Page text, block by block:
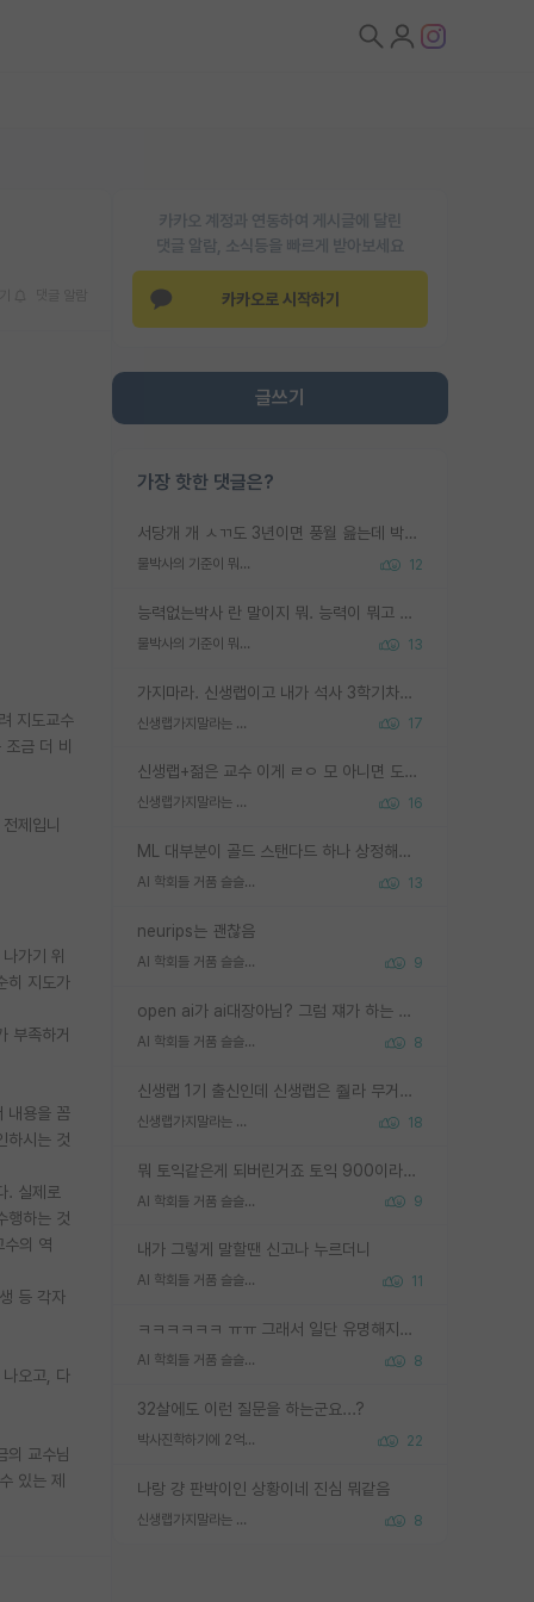
카카오 계정과 연동하여 게시글에 달린
댓글 알람, 소식등을 빠르게 받아보세요
카카오로 시작하기
글쓰기
가장 핫한 댓글은?
서당개 개 ㅅㄲ도 3년이면 풍월 읊는데 박사 5년 이상 대리고 있으면서 물된건 교수 탓 맞는ㄱ게 거기가 서당이 아니란 소리임
물박사의 기준이 뭐임? 12
능력없는박사 란 말이지 뭐. 능력이 뭐고 능력이 있다는게 뭔지는 사람마다 기준이 다르니까 얘기해봐야 서로 자기 기준만 얘기해서 논쟁이 끝이 안나고. 주위에서 능력있고 야심있는 신입생이 교수가 유의미한 피드백을 아예 안주면서 제대로된 과제에 참여해볼 기회도 제공하지 않고 잡일 뺑뺑이만 돌려서 맨날 단순작업만 하면서 밤새다가 눈빛이 점점 죽어가는걸 본 사람은 물박사는 교수탓이라고 하고, 교수는 이것저것 알려도 주고 기회도 주고 사수 동기 붙여주면서 어떻게든 끌고가려고 하는데 본인이 매일 뺀질거리면서 출근 하는둥마는둥 하다가 기껏 와서도 폰이나 쳐다보다가 실험 망치고 저녁약속있어서 먼저 가볼게요~ 하는걸 본 사람은 물박사는 본인탓이라고 함.
물박사의 기준이 뭐임? 13
가지마라. 신생랩이고 내가 석사 3학기차인데 최고참인데 나도 아무것도 모르는데 교수가 후배들 왜 논문 교육 안시키냐. 논문 왜 안 써오냐 닦달한다
신생랩가지말라는 이유가 있었구나 17
신생랩+젊은 교수 이게 ㄹㅇ 모 아니면 도인듯.
신생랩가지말라는 이유가 있었구나 16
ML 대부분이 골드 스탠다드 하나 상정해놓고 (벤치마크 데이터셋이 여러 개면 여러 개 상정) 그거 얼마나 잘 맞추나 싸움임 가끔 번뜩이는 설계 철학을 보여주는 논문들도 있지만 대부분 그거 성적 얼마나 더 올리느라에 혈안이 되어 있는 측면이 잇음
AI 학회들 거품 슬슬 지적이 나오네요 13
neurips는 괜찮음
AI 학회들 거품 슬슬 지적이 나오네요 9
open ai가 ai대장아님? 그럼 쟤가 하는 말이 다 맞겠네
AI 학회들 거품 슬슬 지적이 나오네요 8
신생랩 1기 출신인데 신생랩은 줠라 무거운 바벨 같은거임. 들면 대박인데 못들면 깔려 죽음. 아무도 알려주지 않는 환경에서 자생해야하지만, 일단 살아남았다면 그 어떤 사람보다 악착같고 생존력 높은 사람으로 거듭날 수 있음
신생랩가지말라는 이유가 있었구나 18
뭐 토익같은게 되버린거죠 토익 900이라고 영어잘하는건 아닙니다만 잘하는사람은 다 900을 넘는 그런
AI 학회들 거품 슬슬 지적이 나오네요 9
내가 그렇게 말할땐 신고나 누르더니
AI 학회들 거품 슬슬 지적이 나오네요 11
ㅋㅋㅋㅋㅋㅋ ㅠㅠ 그래서 일단 유명해지는게 중요한거같습니다
AI 학회들 거품 슬슬 지적이 나오네요 8
32살에도 이런 질문을 하는군요...?
박사진학하기에 2억은 괜찮은 (?) 정도의 경제력인가요 22
나랑 걍 판박이인 상황이네 진심 뭐같음
신생랩가지말라는 이유가 있었구나 8
지도교수
금 더 비
제입니
가기 위
히 지도가
부족하거
내용을 꼼
하시는 것
. 실제로
행하는 것
의 역
등 각자
오고, 다
의 교수님
있는 제